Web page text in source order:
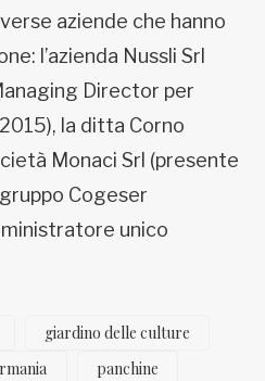
aziende che hanno
l’azienda Nussli Srl
Director per
la ditta Corno
Monaci Srl (presente
Cogeser
unico
giardino delle culture
panchine